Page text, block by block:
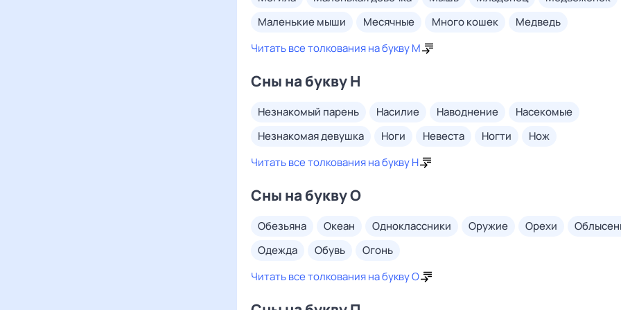
маленькие мыши
месячные много кошек
медведь
Читать все толкования на букву М
Сны на букву Н
незнакомый парень насилие наводнение
насекомые
незнакомая девушка
ноги невеста ногти
нож
Читать все толкования на букву Н
Сны на букву О
обезьяна океан одноклассники оружие орехи
одежда
обувь
огонь
Читать все толкования на букву О